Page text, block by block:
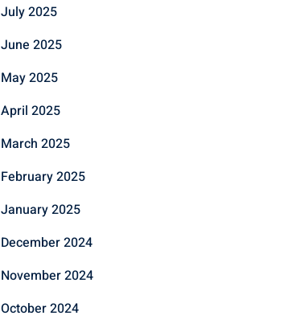
July 2025
June 2025
May 2025
April 2025
March 2025
February 2025
January 2025
December 2024
November 2024
October 2024